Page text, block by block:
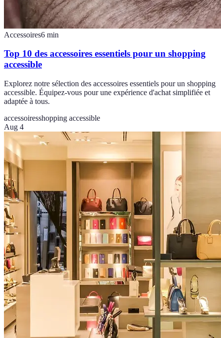
Accessoires6 min
Top 10 des accessoires essentiels pour un shopping
accessible
Explorez notre sélection des accessoires essentiels pour un shopping
accessible. Équipez-vous pour une expérience d'achat simplifiée et
adaptée à tous.
accessoiresshopping accessible
Aug 4